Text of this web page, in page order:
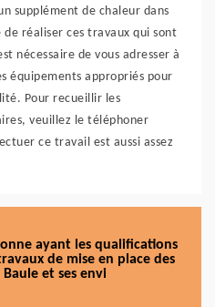
supplément de chaleur dans
réaliser ces travaux qui sont
nécessaire de vous adresser à
équipements appropriés pour
Pour recueillir les
veuillez le téléphoner
ce travail est aussi assez
ayant les qualifications
de mise en place des
et ses envi